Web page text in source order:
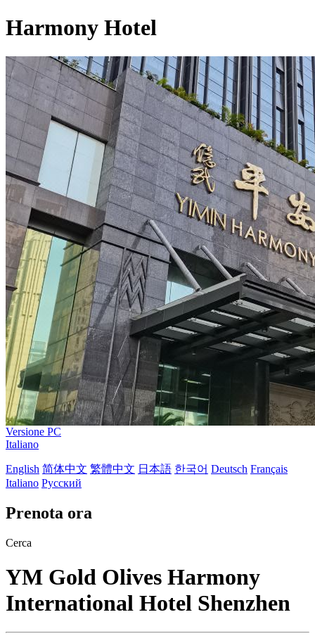
Harmony Hotel
Versione PC
Italiano
English 简体中文 繁體中文 日本語 한국어 Deutsch Français
Italiano Русский
Prenota ora
Cerca
YM Gold Olives Harmony
International Hotel Shenzhen